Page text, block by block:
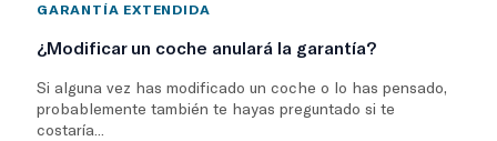
GARANTÍA EXTENDIDA
¿Modificar un coche anulará la garantía?
Si alguna vez has modificado un coche o lo has pensado,
probablemente también te hayas preguntado si te
costaría...